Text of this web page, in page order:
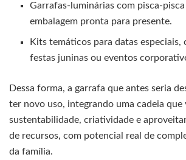
Garrafas-luminárias com pisca-
embalagem pronta para presente.
Kits temáticos para datas especiais,
festas juninas ou eventos
Dessa forma, a garrafa que antes seria
ter novo uso, integrando uma cadeia que
sustentabilidade, criatividade e
de recursos, com potencial real de
da família.